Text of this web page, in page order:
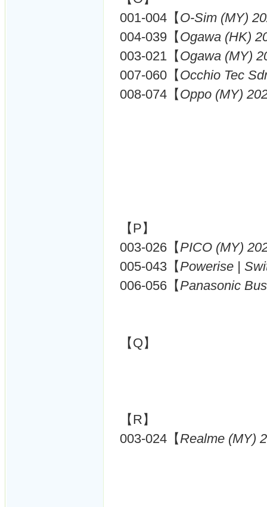
001-004【O-Sim (MY)
004-039【Ogawa (HK)
003-021【Ogawa (MY)
007-060【Occhio Tec
008-074【Oppo (MY)
【P】
003-026【PICO (MY)
005-043【Powerise |
006-056【Panasonic
【Q】
【R】
003-024【Realme (MY)